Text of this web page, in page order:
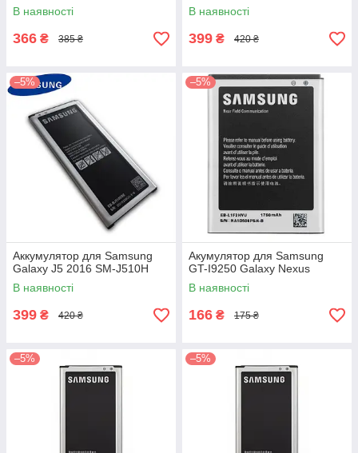
В наявності
366 ₴ 385 ₴
В наявності
399 ₴ 420 ₴
–5%
Аккумулятор для Samsung
Galaxy J5 2016 SM-J510H
В наявності
399 ₴ 420 ₴
–5%
Акумулятор для Samsung
GT-I9250 Galaxy Nexus
В наявності
166 ₴ 175 ₴
–5% –5%